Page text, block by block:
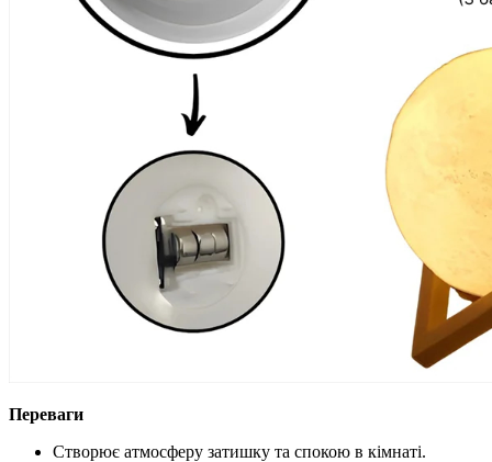
Переваги
Створює атмосферу затишку та спокою в кімнаті.